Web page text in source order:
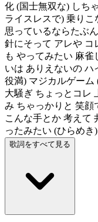
化 (国士無双な) しち
ライスレスで) 乗りこ
思っているならたぶ
針にそって アレや コ
も やってみたい 麻
いは ありえないの ハ
役満) マジカルゲーム
大騒ぎ ちょっとコレ
み ちゃっかりと 笑顔
こんな手とか 考えて
ったみたい (ひらめ
歌詞をすべて見る